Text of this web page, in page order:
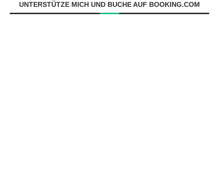
UNTERSTÜTZE MICH UND BUCHE AUF BOOKING.COM